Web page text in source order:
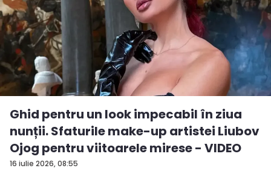
16 iulie 2026, 08:55
Ghid pentru un look impecabil în ziua
nunții. Sfaturile make-up artistei Liubov
Ojog pentru viitoarele mirese - VIDEO